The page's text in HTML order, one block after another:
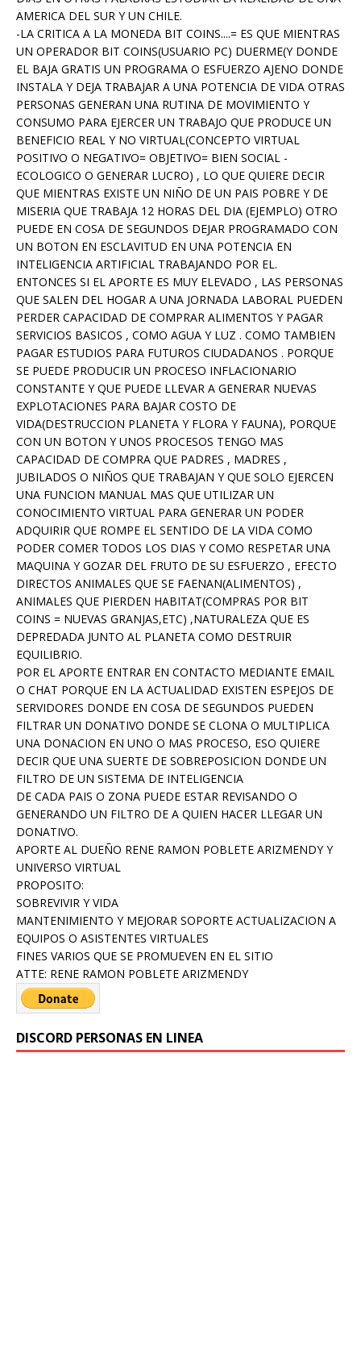
AMERICA DEL SUR Y UN CHILE.
-LA CRITICA A LA MONEDA BIT COINS....= ES QUE MIENTRAS
UN OPERADOR BIT COINS(USUARIO PC) DUERME(Y DONDE
EL BAJA GRATIS UN PROGRAMA O ESFUERZO AJENO DONDE
INSTALA Y DEJA TRABAJAR A UNA POTENCIA DE VIDA OTRAS
PERSONAS GENERAN UNA RUTINA DE MOVIMIENTO Y
CONSUMO PARA EJERCER UN TRABAJO QUE PRODUCE UN
BENEFICIO REAL Y NO VIRTUAL(CONCEPTO VIRTUAL
POSITIVO O NEGATIVO= OBJETIVO= BIEN SOCIAL -
ECOLOGICO O GENERAR LUCRO) , LO QUE QUIERE DECIR
QUE MIENTRAS EXISTE UN NIÑO DE UN PAIS POBRE Y DE
MISERIA QUE TRABAJA 12 HORAS DEL DIA (EJEMPLO) OTRO
PUEDE EN COSA DE SEGUNDOS DEJAR PROGRAMADO CON
UN BOTON EN ESCLAVITUD EN UNA POTENCIA EN
INTELIGENCIA ARTIFICIAL TRABAJANDO POR EL.
ENTONCES SI EL APORTE ES MUY ELEVADO , LAS PERSONAS
QUE SALEN DEL HOGAR A UNA JORNADA LABORAL PUEDEN
PERDER CAPACIDAD DE COMPRAR ALIMENTOS Y PAGAR
SERVICIOS BASICOS , COMO AGUA Y LUZ . COMO TAMBIEN
PAGAR ESTUDIOS PARA FUTUROS CIUDADANOS . PORQUE
SE PUEDE PRODUCIR UN PROCESO INFLACIONARIO
CONSTANTE Y QUE PUEDE LLEVAR A GENERAR NUEVAS
EXPLOTACIONES PARA BAJAR COSTO DE
VIDA(DESTRUCCION PLANETA Y FLORA Y FAUNA), PORQUE
CON UN BOTON Y UNOS PROCESOS TENGO MAS
CAPACIDAD DE COMPRA QUE PADRES , MADRES ,
JUBILADOS O NIÑOS QUE TRABAJAN Y QUE SOLO EJERCEN
UNA FUNCION MANUAL MAS QUE UTILIZAR UN
CONOCIMIENTO VIRTUAL PARA GENERAR UN PODER
ADQUIRIR QUE ROMPE EL SENTIDO DE LA VIDA COMO
PODER COMER TODOS LOS DIAS Y COMO RESPETAR UNA
MAQUINA Y GOZAR DEL FRUTO DE SU ESFUERZO , EFECTO
DIRECTOS ANIMALES QUE SE FAENAN(ALIMENTOS) ,
ANIMALES QUE PIERDEN HABITAT(COMPRAS POR BIT
COINS = NUEVAS GRANJAS,ETC) ,NATURALEZA QUE ES
DEPREDADA JUNTO AL PLANETA COMO DESTRUIR
EQUILIBRIO.
POR EL APORTE ENTRAR EN CONTACTO MEDIANTE EMAIL
O CHAT PORQUE EN LA ACTUALIDAD EXISTEN ESPEJOS DE
SERVIDORES DONDE EN COSA DE SEGUNDOS PUEDEN
FILTRAR UN DONATIVO DONDE SE CLONA O MULTIPLICA
UNA DONACION EN UNO O MAS PROCESO, ESO QUIERE
DECIR QUE UNA SUERTE DE SOBREPOSICION DONDE UN
FILTRO DE UN SISTEMA DE INTELIGENCIA
DE CADA PAIS O ZONA PUEDE ESTAR REVISANDO O
GENERANDO UN FILTRO DE A QUIEN HACER LLEGAR UN
DONATIVO.
APORTE AL DUEÑO RENE RAMON POBLETE ARIZMENDY Y
UNIVERSO VIRTUAL
PROPOSITO:
SOBREVIVIR Y VIDA
MANTENIMIENTO Y MEJORAR SOPORTE ACTUALIZACION A
EQUIPOS O ASISTENTES VIRTUALES
FINES VARIOS QUE SE PROMUEVEN EN EL SITIO
ATTE: RENE RAMON POBLETE ARIZMENDY
DISCORD PERSONAS EN LINEA